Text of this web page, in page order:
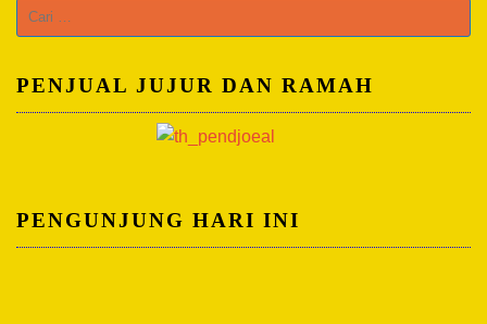
Cari
untuk:
PENJUAL JUJUR DAN RAMAH
PENGUNJUNG HARI INI